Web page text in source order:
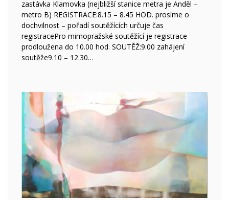
zastávka Klamovka (nejbližší stanice metra je Anděl –
metro B) REGISTRACE:8.15 – 8.45 HOD. prosíme o
dochvilnost – pořadí soutěžících určuje čas
registracePro mimopražské soutěžící je registrace
prodloužena do 10.00 hod. SOUTĚŽ:9.00 zahájení
soutěže9.10 – 12.30…